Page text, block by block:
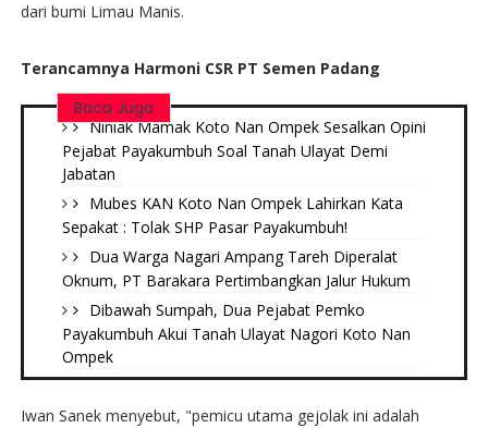
dari bumi Limau Manis.
Terancamnya Harmoni CSR PT Semen Padang
Baca Juga
Niniak Mamak Koto Nan Ompek Sesalkan Opini
Pejabat Payakumbuh Soal Tanah Ulayat Demi
Jabatan
Mubes KAN Koto Nan Ompek Lahirkan Kata
Sepakat : Tolak SHP Pasar Payakumbuh!
Dua Warga Nagari Ampang Tareh Diperalat
Oknum, PT Barakara Pertimbangkan Jalur Hukum
Dibawah Sumpah, Dua Pejabat Pemko
Payakumbuh Akui Tanah Ulayat Nagori Koto Nan
Ompek
Iwan Sanek menyebut, "pemicu utama gejolak ini adalah